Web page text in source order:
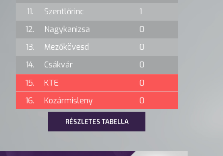
11.
Szentlőrinc
1
12.
Nagykanizsa
0
13.
Mezőkövesd
0
14.
Csákvár
0
15.
KTE
0
16.
Kozármisleny 0
RÉSZLETES TABELLA